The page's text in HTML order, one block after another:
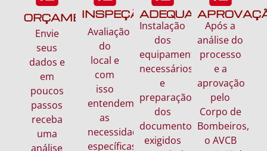
ORÇAMENTO
Envie
seus
dados e
em
poucos
passos
receba
uma
análise
INSPEÇÃO
Avaliação
do
local e
com
isso
entendemos
as
necessidades
específicas
ADEQUAÇÃO
Instalação
dos
equipamentos
necessários
e
preparação
dos
documentos
exigidos
Após a
análise do
processo
e a
aprovação
pelo
Corpo de
Bombeiros,
o AVCB